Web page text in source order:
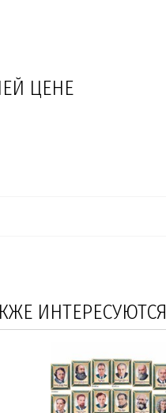
ЦЕНЕ
ИНТЕРЕСУЮТСЯ